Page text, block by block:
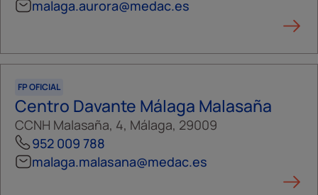
malaga.aurora@medac.es
FP OFICIAL
Centro Davante Málaga Malasaña
CCNH Malasaña, 4, Málaga, 29009
952 009 788
malaga.malasana@medac.es